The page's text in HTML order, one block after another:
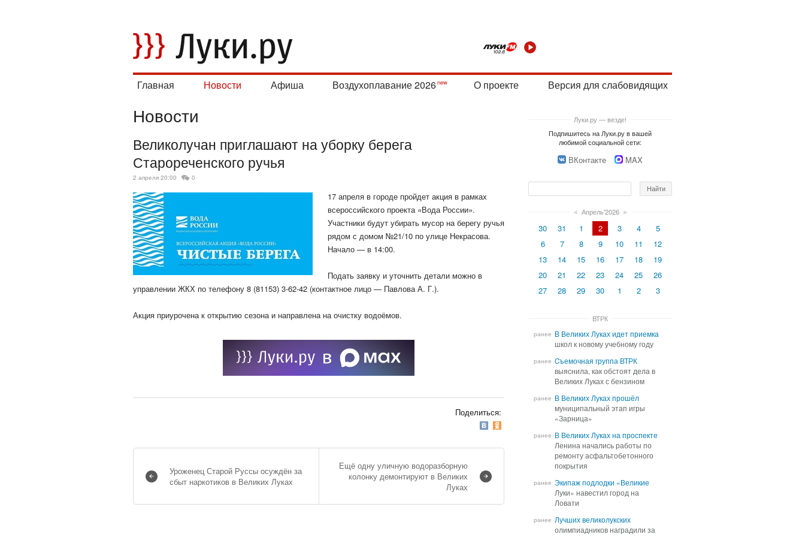
Главная Новости Афиша Воздухоплавание 2026 О проекте Версия для слабовидящих
Новости
Великолучан приглашают на уборку берега
Старореченского ручья
2 апреля 20:00 0
17 апреля в городе пройдет акция в рамках
всероссийского проекта «Вода России».
Участники будут убирать мусор на берегу ручья
рядом с домом №21/10 по улице Некрасова.
Начало — в 14:00.
Подать заявку и уточнить детали можно в
управлении ЖКХ по телефону 8 (81153) 3-62-42 (контактное лицо — Павлова А. Г.).
Акция приурочена к открытию сезона и направлена на очистку водоёмов.
Поделиться:
Уроженец Старой Руссы осуждён за
сбыт наркотиков в Великих Луках
Ещё одну уличную водоразборную
колонку демонтируют в Великих
Луках
Луки.ру — везде!
Подпишитесь на Луки.ру в вашей
любимой социальной сети:
ВКонтакте MAX
◄ Апрель'2026 ►
30 31 1 2 3 4
5
6
7 8 9 10 11
12
13
14 15 16 17 18
19
20
21 22 23 24 25
26
27
28 29 30 1 2 3
ВТРК
ранее В Великих Луках идет приемка
школ к новому учебному году
В Великих Луках идет приемка
школ к новому учебному году
ранее Cъемочная группа ВТРК
выяснила, как обстоят дела в
Великих Луках с бензином
Cъемочная группа ВТРК
выяснила, как обстоят дела в
Великих Луках с бензином
ранее В Великих Луках прошёл
муниципальный этап игры
«Зарница»
В Великих Луках прошёл
муниципальный этап игры
«Зарница»
ранее В Великих Луках на проспекте
Ленина начались работы по
ремонту асфальтобетонного
покрытия
В Великих Луках на проспекте
Ленина начались работы по
ремонту асфальтобетонного
покрытия
ранее Экипаж подлодки «Великие
Луки» навестил город на
Ловати
Экипаж подлодки «Великие
Луки» навестил город на
Ловати
ранее Лучших великолукских
олимпиадников наградили за
Лучших великолукских
олимпиадников наградили за